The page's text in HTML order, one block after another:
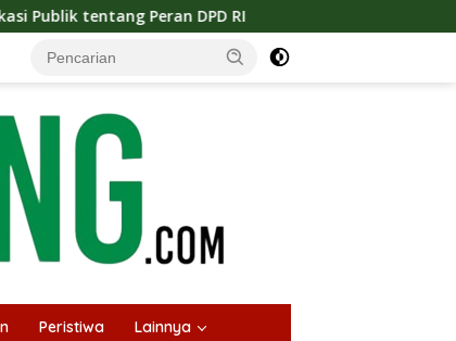
RI Masuknya Musim Kemarau PT Pada Idi
Peristiwa Lainnya